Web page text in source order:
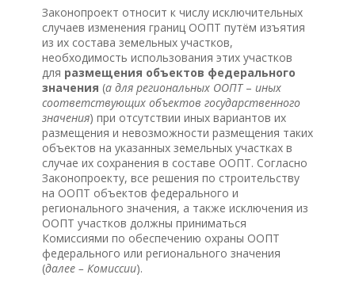
Законопроект относит к числу исключительных
случаев изменения границ ООПТ путём изъятия
из их состава земельных участков,
необходимость использования этих участков
для размещения объектов федерального
значения (а для региональных ООПТ – иных
соответствующих объектов государственного
значения) при отсутствии иных вариантов их
размещения и невозможности размещения таких
объектов на указанных земельных участках в
случае их сохранения в составе ООПТ. Согласно
Законопроекту, все решения по строительству
на ООПТ объектов федерального и
регионального значения, а также исключения из
ООПТ участков должны приниматься
Комиссиями по обеспечению охраны ООПТ
федерального или регионального значения
(далее – Комиссии).